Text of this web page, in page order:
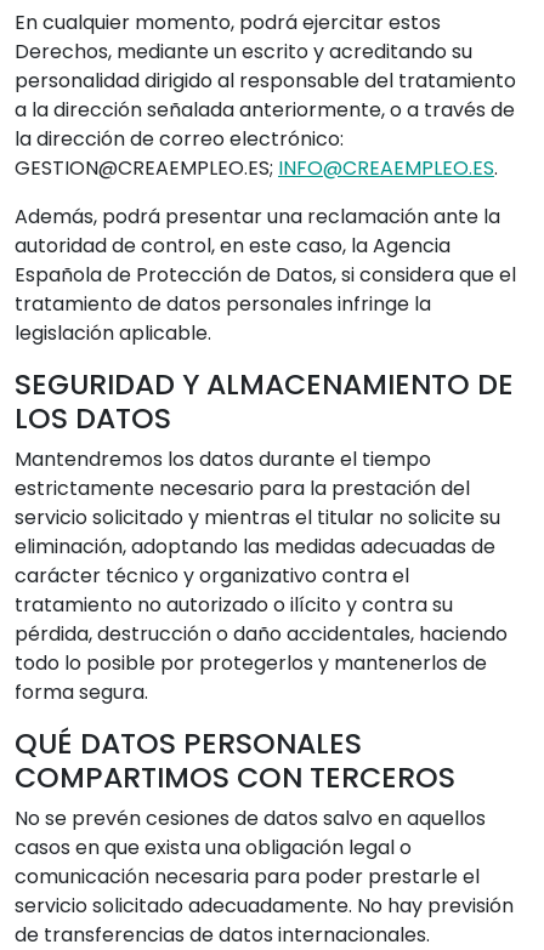
En cualquier momento, podrá ejercitar estos
Derechos, mediante un escrito y acreditando su
personalidad dirigido al responsable del tratamiento
a la dirección señalada anteriormente, o a través de
la dirección de correo electrónico:
GESTION@CREAEMPLEO.ES; INFO@CREAEMPLEO.ES.
Además, podrá presentar una reclamación ante la
autoridad de control, en este caso, la Agencia
Española de Protección de Datos, si considera que el
tratamiento de datos personales infringe la
legislación aplicable.
SEGURIDAD Y ALMACENAMIENTO DE
LOS DATOS
Mantendremos los datos durante el tiempo
estrictamente necesario para la prestación del
servicio solicitado y mientras el titular no solicite su
eliminación, adoptando las medidas adecuadas de
carácter técnico y organizativo contra el
tratamiento no autorizado o ilícito y contra su
pérdida, destrucción o daño accidentales, haciendo
todo lo posible por protegerlos y mantenerlos de
forma segura.
QUÉ DATOS PERSONALES
COMPARTIMOS CON TERCEROS
No se prevén cesiones de datos salvo en aquellos
casos en que exista una obligación legal o
comunicación necesaria para poder prestarle el
servicio solicitado adecuadamente. No hay previsión
de transferencias de datos internacionales.